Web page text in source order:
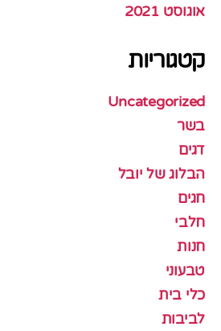
אוגוסט 2021
קטגוריות
Uncategorized
בשר
דגים
הבלוג של יובל
חגים
חלבי
חנות
טבעוני
כלי בית
לביבות